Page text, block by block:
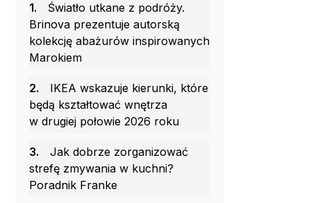
1.
Światło utkane z podróży.
Brinova prezentuje autorską
kolekcję abażurów inspirowanych
Marokiem
2.
IKEA wskazuje kierunki, które
będą kształtować wnętrza
w drugiej połowie 2026 roku
3.
Jak dobrze zorganizować
strefę zmywania w kuchni?
Poradnik Franke